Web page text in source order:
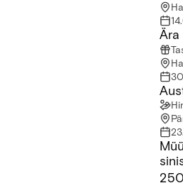
Ära
Müüa sõbralikud Briti sinised